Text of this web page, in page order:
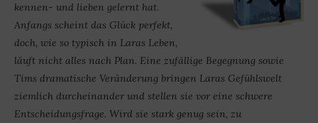
kennen- und lieben gelernt hat.
Anfangs scheint das Glück perfekt,
doch, wie so typisch in Laras Leben,
läuft nicht alles nach Plan. Eine zufällige Begegnung sowie
Tims dramatische Veränderung bringen Laras Gefühlswelt
ziemlich durcheinander und stellen sie vor eine schwere
Entscheidungsfrage. Wird sie stark genug sein, zu